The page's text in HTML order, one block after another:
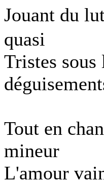
Jouant du
quasi
Tristes sous
Tout en
mineur
L'amour